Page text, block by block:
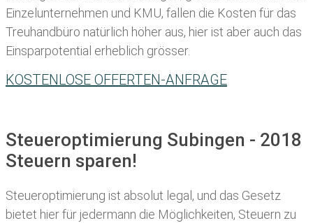
Einzelunternehmen und KMU, fallen die Kosten für das
Treuhandbüro natürlich höher aus, hier ist aber auch das
Einsparpotential erheblich grösser.
KOSTENLOSE OFFERTEN-ANFRAGE
Steueroptimierung Subingen - 2018
Steuern sparen!
Steueroptimierung ist absolut legal, und das Gesetz
bietet hier für jedermann die Möglichkeiten, Steuern zu